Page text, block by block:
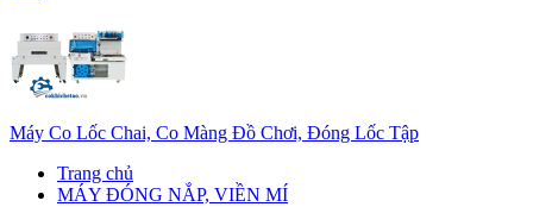
Máy Co Lốc Chai, Co Màng Đồ Chơi, Đóng Lốc Tập
Trang chủ
MÁY ĐÓNG NẮP, VIỀN MÍ